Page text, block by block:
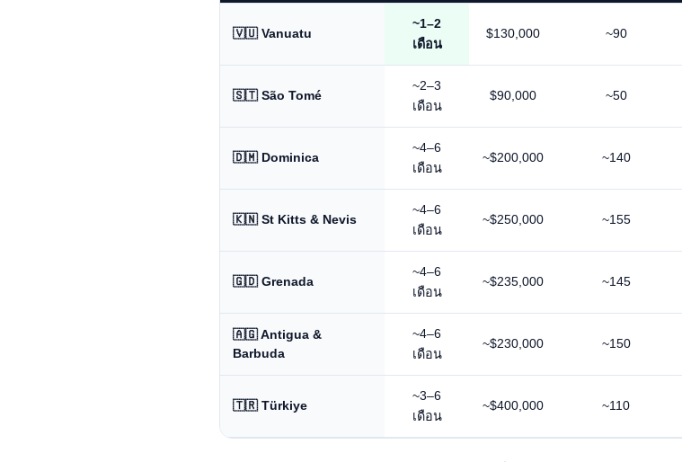
🇻🇺 Vanuatu
~1–2
เดือน
$130,000 ~90
🇸🇹 São Tomé
~2–3
เดือน
$90,000 ~50
🇩🇲 Dominica
~4–6
เดือน
~$200,000 ~140
🇰🇳 St Kitts & Nevis
~4–6
เดือน
~$250,000 ~155
🇬🇩 Grenada
~4–6
เดือน
~$235,000 ~145
🇦🇬 Antigua &
Barbuda
~4–6
เดือน
~$230,000 ~150
🇹🇷 Türkiye
~3–6
เดือน
~$400,000 ~110